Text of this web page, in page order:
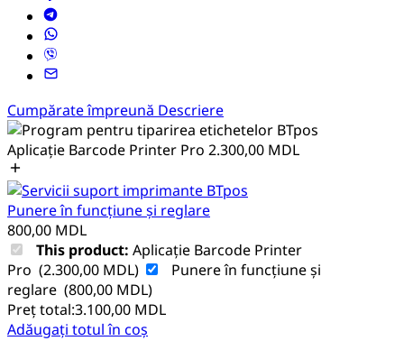
Cumpărate împreună Descriere
Aplicație Barcode Printer Pro 2.300,00 MDL
Punere în funcțiune și reglare
800,00 MDL
This product: Aplicație Barcode Printer
Pro (2.300,00 MDL)
Punere în funcțiune și
reglare (800,00 MDL)
Preț total:3.100,00 MDL
Adăugați totul în coș